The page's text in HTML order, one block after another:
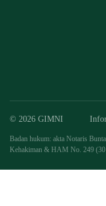
© 2026 GIMNI
Badan hukum: akta Notaris
Kehakiman & HAM No. 249 (30